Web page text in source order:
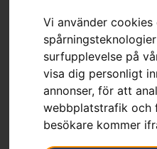
Vi använder cookies
surfupplevelse på
visa dig personligt
annonser, för att
webbplatstrafik och
besökare kommer